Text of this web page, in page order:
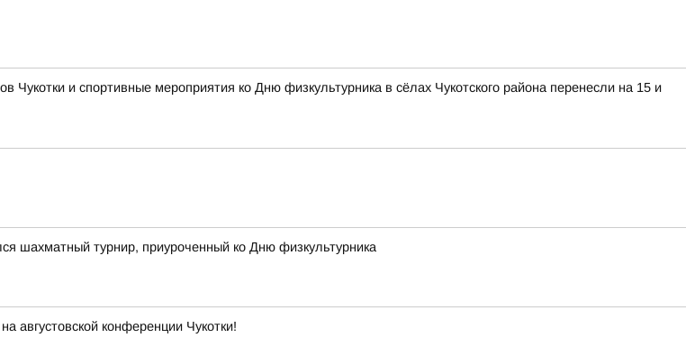
и спортивные мероприятия ко Дню физкультурника в сёлах Чукотского района перенесли на 15 и
шахматный турнир, приуроченный ко Дню физкультурника
августовской конференции Чукотки!